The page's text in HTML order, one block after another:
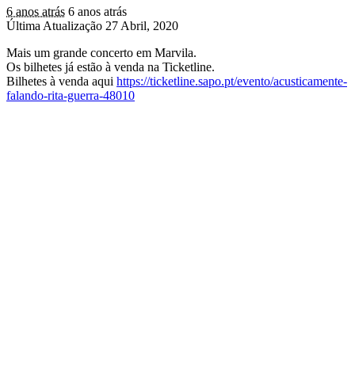
6 anos atrás 6 anos atrás
Última Atualização 27 Abril, 2020
Mais um grande concerto em Marvila.
Os bilhetes já estão à venda na Ticketline.
Bilhetes à venda aqui https://ticketline.sapo.pt/evento/acusticamente-
falando-rita-guerra-48010